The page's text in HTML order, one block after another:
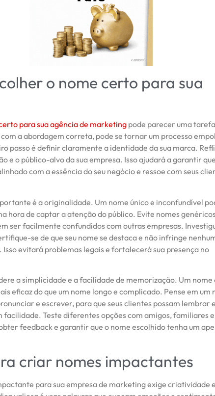
o nome certo para sua
para sua agência de marketingpode parecer uma tarefa
a abordagem correta, pode se tornar um processo
passo é definir claramente a identidade da sua marca.
e o público-alvo da sua empresa. Isso ajudará a garantir
com a essência do seu negócio e ressoe com seus
é a originalidade. Um nome único e inconfundível
hora de captar a atenção do público. Evite nomes
ser facilmente confundidos com outras empresas.
se de que seu nome se destaca e não infringe
evitará problemas legais e fortalecerá sua presença no
a simplicidade e a facilidade de memorização. Um nome
eficaz do que um nome longo e complicado. Pense em um
e escrever, para que seus clientes possam lembrar e
Teste diferentes opções com amigos, familiares
feedback e garantir que o nome escolhido tenha um
criar nomes impactantes
para sua empresa de marketing exige criatividade e